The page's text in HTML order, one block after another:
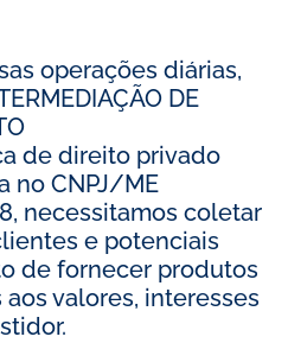
operações diárias,
DE
de direito privado
no CNPJ/ME
necessitamos coletar
e potenciais
de fornecer produtos
valores, interesses